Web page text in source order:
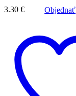
3.30 € Objednať